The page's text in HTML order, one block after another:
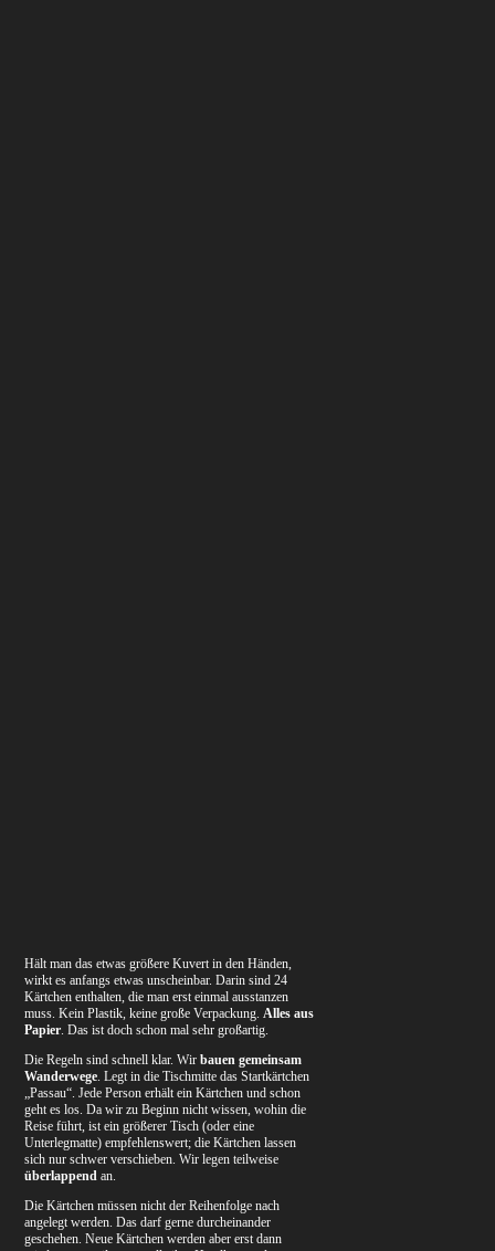
Hält man das etwas größere Kuvert in den Händen,
wirkt es anfangs etwas unscheinbar. Darin sind 24
Kärtchen enthalten, die man erst einmal ausstanzen
muss. Kein Plastik, keine große Verpackung.Alles aus
Papier. Das ist doch schon mal sehr großartig.
Die Regeln sind schnell klar. Wirbauen gemeinsam
Wanderwege. Legt in die Tischmitte das Startkärtchen
„Passau“. Jede Person erhält ein Kärtchen und schon
geht es los. Da wir zu Beginn nicht wissen, wohin die
Reise führt, ist ein größerer Tisch (oder eine
Unterlegmatte) empfehlenswert; die Kärtchen lassen
sich nur schwer verschieben. Wir legen teilweise
überlappendan.
Die Kärtchen müssen nicht der Reihenfolge nach
angelegt werden. Das darf gerne durcheinander
geschehen. Neue Kärtchen werden aber erst dann